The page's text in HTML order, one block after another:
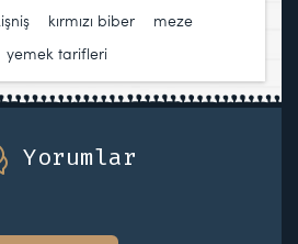
kırmızı biber meze
yemek tarifleri
Yorumlar